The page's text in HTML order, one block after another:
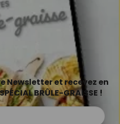
Newsletter et recevez en
BRÛLE-GRAISSE !